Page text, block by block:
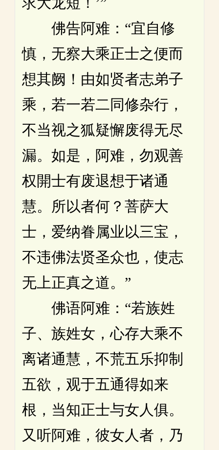
佛告阿难：“宜自修
慎，无察大乘正士之便而
想其阙！由如贤者志弟子
乘，若一若二同修杂行，
不当视之狐疑懈废得无尽
漏。如是，阿难，勿观善
权開士有废退想于诸通
慧。所以者何？菩萨大
士，爱纳眷属业以三宝，
不违佛法贤圣众也，使志
无上正真之道。”
佛语阿难：“若族姓
子、族姓女，心存大乘不
离诸通慧，不荒五乐抑制
五欲，观于五通得如来
根，当知正士与女人俱。
又听阿难，彼女人者，乃